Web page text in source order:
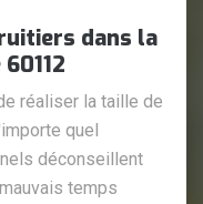
dans la
réaliser la taille de
quel
déconseillent
temps